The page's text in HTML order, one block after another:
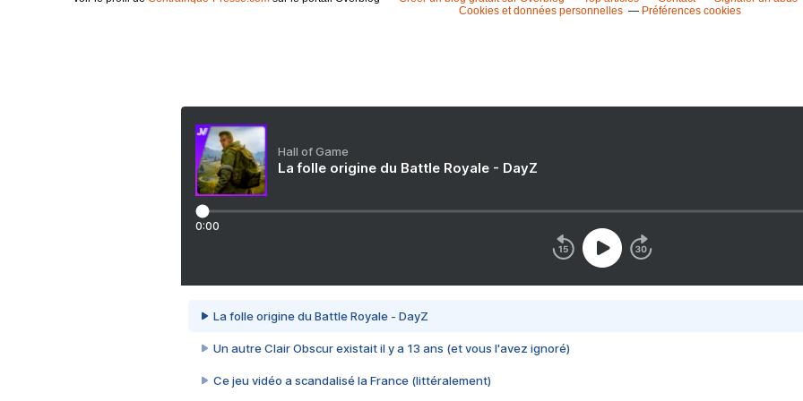
Cookies et données personnelles
Préférences cookies
Hall of Game
La folle origine du Battle Royale - DayZ
0:00
La folle origine du Battle Royale - DayZ
Un autre Clair Obscur existait il y a 13 ans (et vous l'avez ignoré)
Ce jeu vidéo a scandalisé la France (littéralement)